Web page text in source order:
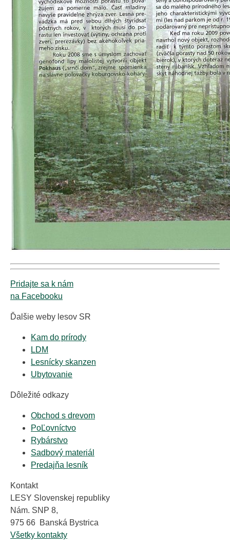
Pridajte sa k nám
na Facebooku
Ďalšie weby lesov SR
Kam do prírody
LDM
Lesnícky skanzen
Ubytovanie
Dôležité odkazy
Obchod s drevom
PoĽovníctvo
Rybárstvo
Sadbový materiál
Predajňa lesník
Kontakt
LESY Slovenskej republiky
Nám. SNP 8,
975 66 Banská Bystrica
Všetky kontakty